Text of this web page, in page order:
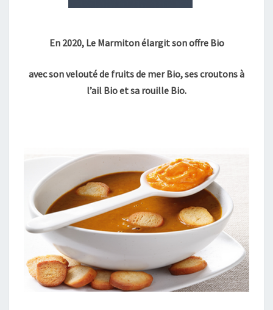
En 2020, Le Marmiton élargit son offre Bio
avec son velouté de fruits de mer Bio, ses croutons à
l’ail Bio et sa rouille Bio.